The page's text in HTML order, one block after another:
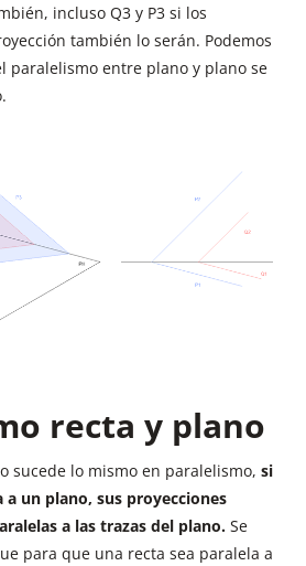
incluso Q3 y P3 si los
también lo serán. Podemos
paralelismo entre plano y plano se
recta y plano
sucede lo mismo en paralelismo, si
a un plano, sus proyecciones
a las trazas del plano. Se
para que una recta sea paralela a